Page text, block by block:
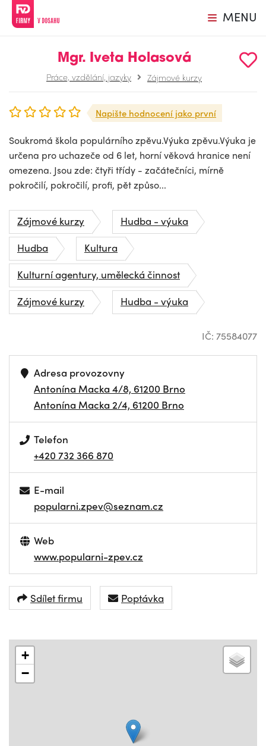
MENU
Mgr. Iveta Holasová
Práce, vzdělání, jazyky Zájmové kurzy
Napište hodnocení jako první
Soukromá škola populárního zpěvu.Výuka zpěvu.Výuka je
určena pro uchazeče od 6 let, horní věková hranice není
omezena. Jsou zde: čtyři třídy - začátečníci, mírně
pokročilí, pokročilí, profi, pět způso...
Zájmové kurzy
Hudba - výuka
Hudba
Kultura
Kulturní agentury, umělecká činnost
Zájmové kurzy
Hudba - výuka
IČ: 75584077
Adresa provozovny
Antonína Macka 4/8, 61200 Brno
Antonína Macka 2/4, 61200 Brno
Telefon
+420 732 366 870
E-mail
popularni.zpev@seznam.cz
Web
www.popularni-zpev.cz
Sdílet firmu Poptávka
+
−